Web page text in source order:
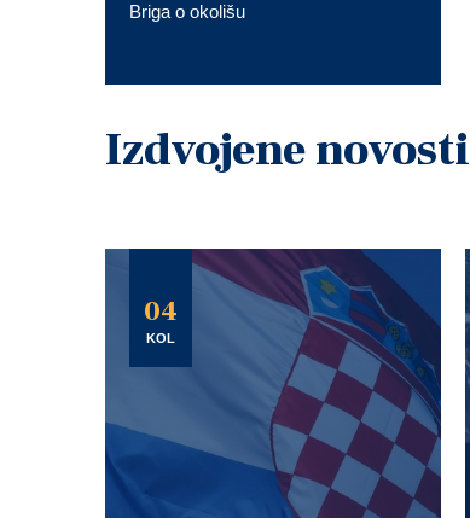
Briga o okolišu
Izdvojene novosti
04
KOL